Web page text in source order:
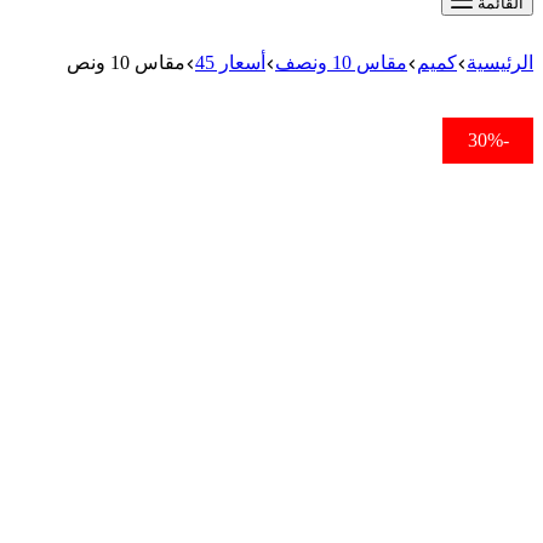
الرئيسية كميم مقاس 10 ونصف أسعار 45 مقاس 10 ونص
-30%